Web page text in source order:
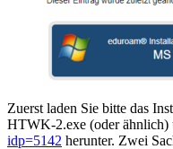
Zuerst laden Sie bitte das
HTWK-2.exe (oder ähnlich)
idp=5142 herunter. Zwei